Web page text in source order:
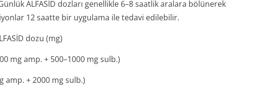
ALFASİD dozları genellikle 6–8 saatlik aralara bölünerek
12 saatte bir uygulama ile tedavi edilebilir.
dozu (mg)
mg amp. + 500–1000 mg sulb.)
amp. + 2000 mg sulb.)